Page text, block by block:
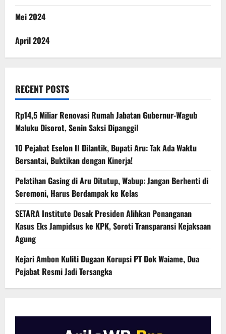
Mei 2024
April 2024
RECENT POSTS
Rp14,5 Miliar Renovasi Rumah Jabatan Gubernur-Wagub
Maluku Disorot, Senin Saksi Dipanggil
10 Pejabat Eselon II Dilantik, Bupati Aru: Tak Ada Waktu
Bersantai, Buktikan dengan Kinerja!
Pelatihan Gasing di Aru Ditutup, Wabup: Jangan Berhenti di
Seremoni, Harus Berdampak ke Kelas
SETARA Institute Desak Presiden Alihkan Penanganan
Kasus Eks Jampidsus ke KPK, Soroti Transparansi Kejaksaan
Agung
Kejari Ambon Kuliti Dugaan Korupsi PT Dok Waiame, Dua
Pejabat Resmi Jadi Tersangka